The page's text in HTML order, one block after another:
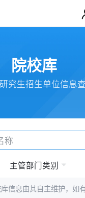
院校库
究生招生单位信息
主管部门类别
信息由其自主维护，如